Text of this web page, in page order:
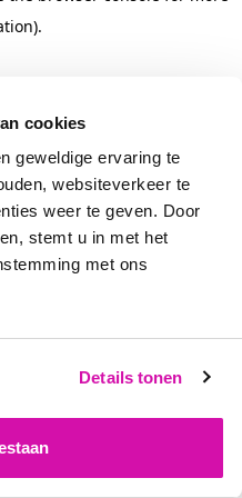
cookies
geweldige ervaring te
websiteverkeer te
weer te geven. Door
stemt u in met het
met ons
Details tonen
.